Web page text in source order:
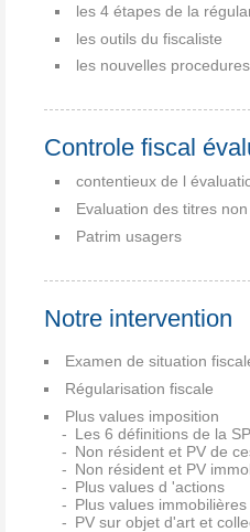
les 4 étapes de la
les outils du fiscaliste
les nouvelles
Controle fiscal
contentieux de l
Evaluation des titres
Patrim usagers
Notre intervention
Examen de situation
Régularisation fiscale
Plus values imposition
Les 6 définitions de la
Non résident et PV de
Non résident et PV
Plus values d 'actions
Plus values immobilières
PV sur objet d'art et